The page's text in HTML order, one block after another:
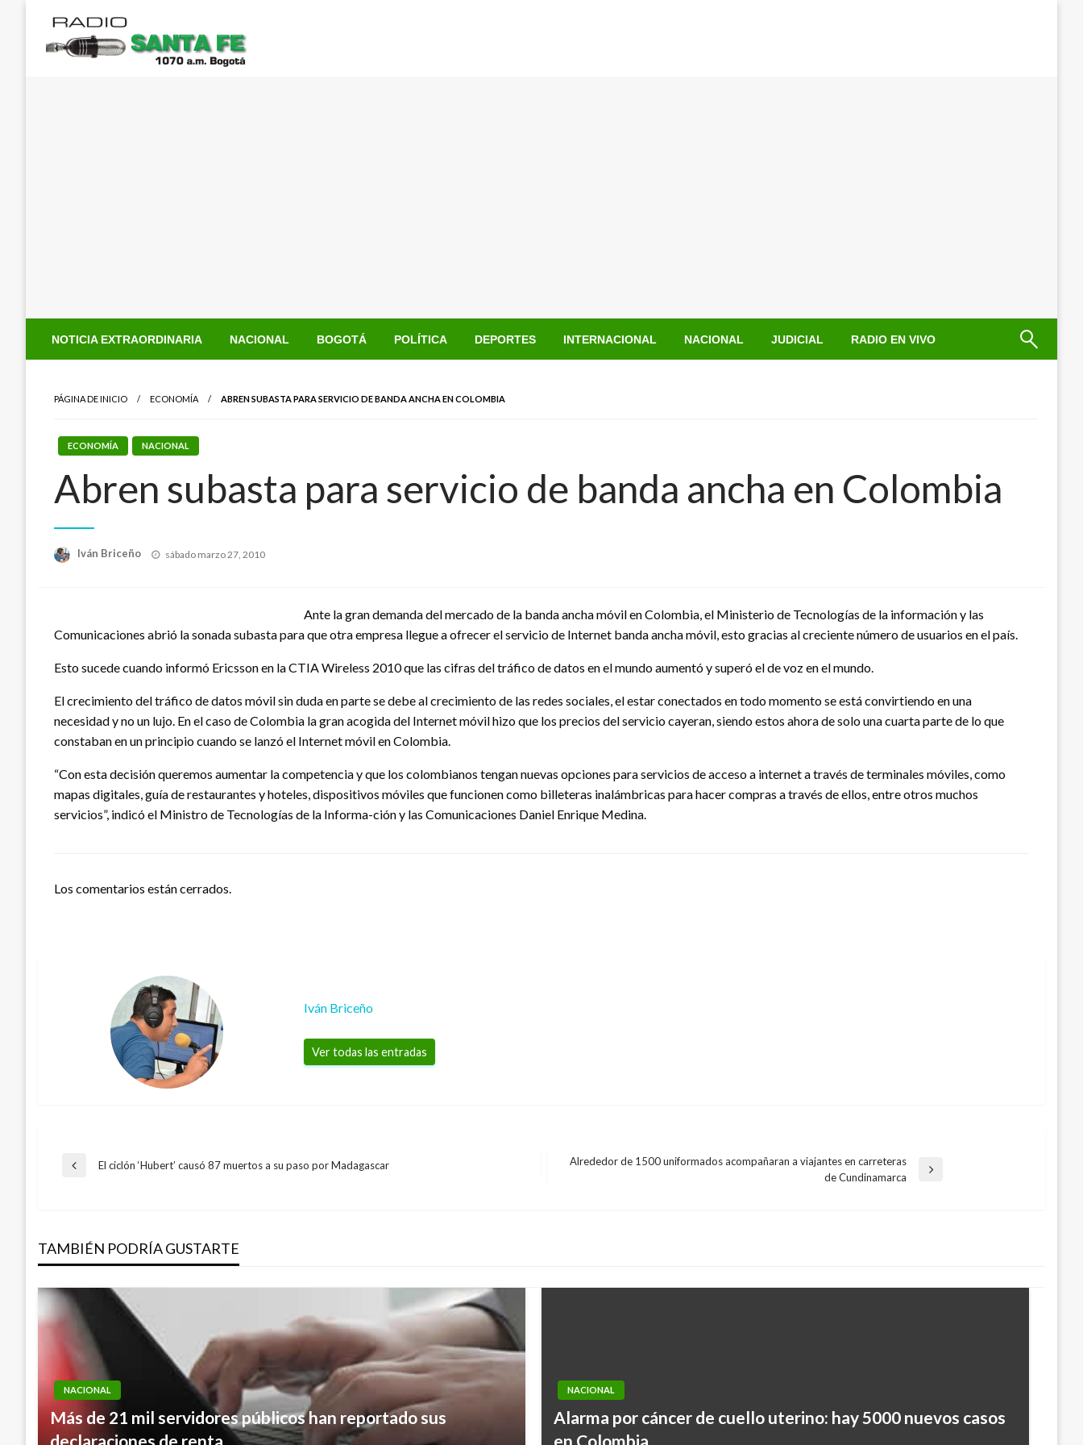
contenido
NOTICIA EXTRAORDINARIA NACIONAL BOGOTÁ POLÍTICA DEPORTES INTERNACIONAL NACIONAL JUDICIAL RADIO EN VIVO
PÁGINA DE INICIO ECONOMÍA ABREN SUBASTA PARA SERVICIO DE BANDA ANCHA EN COLOMBIA
ECONOMÍA NACIONAL
Abren subasta para servicio de banda ancha en Colombia
Iván Briceño
Publicado
sábado marzo 27, 2010
Ante la gran demanda del mercado de la banda ancha móvil en Colombia, el Ministerio de Tecnologías de la información y las
Comunicaciones abrió la sonada subasta para que otra empresa llegue a ofrecer el servicio de Internet banda ancha móvil, esto gracias al creciente número de usuarios en el país.
Esto sucede cuando informó Ericsson en la CTIA Wireless 2010 que las cifras del tráfico de datos en el mundo aumentó y superó el de voz en el mundo.
El crecimiento del tráfico de datos móvil sin duda en parte se debe al crecimiento de las redes sociales, el estar conectados en todo momento se está convirtiendo en una
necesidad y no un lujo. En el caso de Colombia la gran acogida del Internet móvil hizo que los precios del servicio cayeran, siendo estos ahora de solo una cuarta parte de lo que
constaban en un principio cuando se lanzó el Internet móvil en Colombia.
“Con esta decisión queremos aumentar la competencia y que los colombianos tengan nuevas opciones para servicios de acceso a internet a través de terminales móviles, como
mapas digitales, guía de restaurantes y hoteles, dispositivos móviles que funcionen como billeteras inalámbricas para hacer compras a través de ellos, entre otros muchos
servicios”, indicó el Ministro de Tecnologías de la Informa-ción y las Comunicaciones Daniel Enrique Medina.
Los comentarios están cerrados.
Iván Briceño
Ver todas las entradas
Navegación
entradas
Entrada
El ciclón ‘Hubert’ causó 87 muertos a su paso por Madagascar
Alrededor de 1500 uniformados acompañaran a viajantes en carreteras
de Cundinamarca
TAMBIÉN PODRÍA GUSTARTE
NACIONAL
Más de 21 mil servidores públicos han reportado sus
declaraciones de renta
NACIONAL
Alarma por cáncer de cuello uterino: hay 5000 nuevos casos
en Colombia
Firman acuerdo cero deforestación para sector cárnico y de